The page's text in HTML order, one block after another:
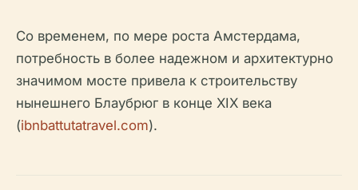
Со временем, по мере роста Амстердама,
потребность в более надежном и архитектурно
значимом мосте привела к строительству
нынешнего Блаубрюг в конце XIX века
(ibnbattutatravel.com).